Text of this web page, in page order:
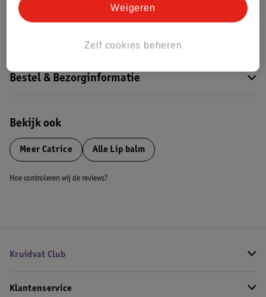
Dit product heeft (nog) geen Nature
Bestel & Bezorginformatie
Bekijk ook
Meer Catrice Alle Lip balm
Hoe controleren wij de reviews?
Kruidvat Club
Klantenservice
Zelf cookies beheren
Weigeren